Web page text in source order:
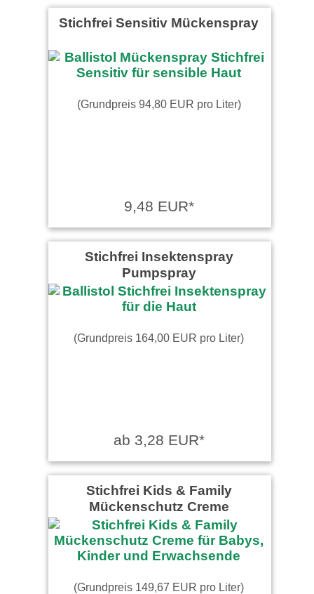
Stichfrei Sensitiv Mückenspray
(Grundpreis 94,80 EUR pro Liter)
9,48 EUR*
Stichfrei Insektenspray
Pumpspray
(Grundpreis 164,00 EUR pro Liter)
ab 3,28 EUR*
Stichfrei Kids & Family
Mückenschutz Creme
(Grundpreis 149,67 EUR pro Liter)